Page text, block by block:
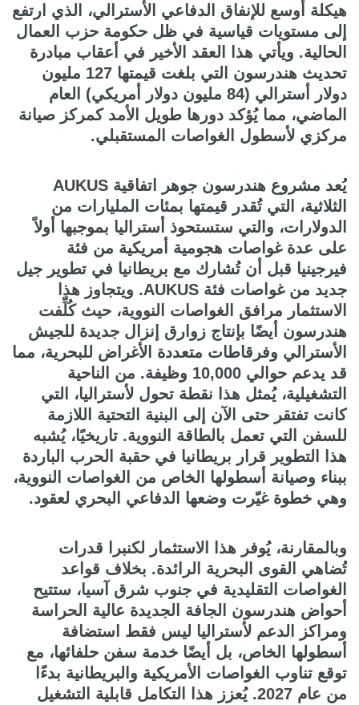
هيكلة أوسع للإنفاق الدفاعي الأسترالي، الذي ارتفع
إلى مستويات قياسية في ظل حكومة حزب العمال
الحالية. ويأتي هذا العقد الأخير في أعقاب مبادرة
تحديث هندرسون التي بلغت قيمتها 127 مليون
دولار أسترالي (84 مليون دولار أمريكي) العام
الماضي، مما يُؤكد دورها طويل الأمد كمركز صيانة
مركزي لأسطول الغواصات المستقبلي.
يُعد مشروع هندرسون جوهر اتفاقية AUKUS
الثلاثية، التي تُقدر قيمتها بمئات المليارات من
الدولارات، والتي ستستحوذ أستراليا بموجبها أولاً
على عدة غواصات هجومية أمريكية من فئة
فيرجينيا قبل أن تُشارك مع بريطانيا في تطوير جيل
جديد من غواصات فئة AUKUS. ويتجاوز هذا
الاستثمار مرافق الغواصات النووية، حيث كُلِّفت
هندرسون أيضًا بإنتاج زوارق إنزال جديدة للجيش
الأسترالي وفرقاطات متعددة الأغراض للبحرية، مما
قد يدعم حوالي 10,000 وظيفة. من الناحية
التشغيلية، يُمثل هذا نقطة تحول لأستراليا، التي
كانت تفتقر حتى الآن إلى البنية التحتية اللازمة
للسفن التي تعمل بالطاقة النووية. تاريخيًا، يُشبه
هذا التطوير قرار بريطانيا في حقبة الحرب الباردة
ببناء وصيانة أسطولها الخاص من الغواصات النووية،
وهي خطوة غيّرت وضعها الدفاعي البحري لعقود.
وبالمقارنة، يُوفر هذا الاستثمار لكنبرا قدرات
تُضاهي القوى البحرية الرائدة. بخلاف قواعد
الغواصات التقليدية في جنوب شرق آسيا، ستتيح
أحواض هندرسون الجافة الجديدة عالية الحراسة
ومراكز الدعم لأستراليا ليس فقط استضافة
أسطولها الخاص، بل أيضًا خدمة سفن حلفائها، مع
توقع تناوب الغواصات الأمريكية والبريطانية بدءًا
من عام 2027. يُعزز هذا التكامل قابلية التشغيل